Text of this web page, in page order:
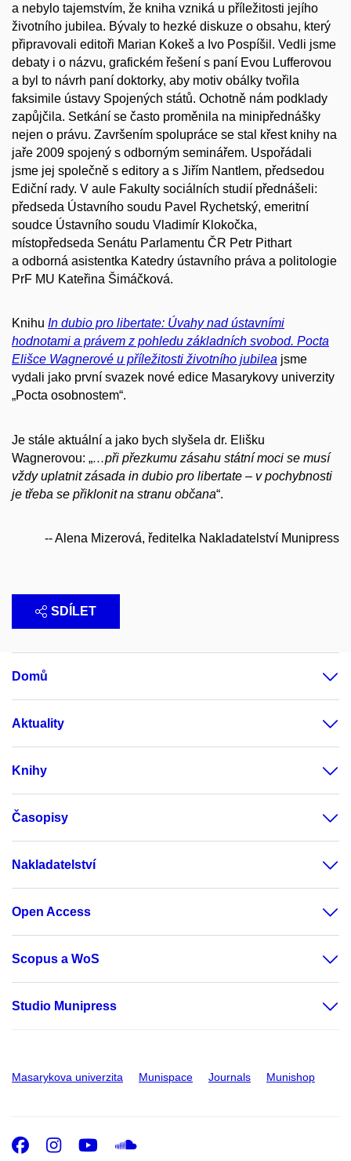
a nebylo tajemstvím, že kniha vzniká u příležitosti jejího
životního jubilea. Bývaly to hezké diskuze o obsahu, který
připravovali editoři Marian Kokeš a Ivo Pospíšil. Vedli jsme
debaty i o názvu, grafickém řešení s paní Evou Lufferovou
a byl to návrh paní doktorky, aby motiv obálky tvořila
faksimile ústavy Spojených států. Ochotně nám podklady
zapůjčila. Setkání se často proměnila na minipřednášky
nejen o právu. Završením spolupráce se stal křest knihy na
jaře 2009 spojený s odborným seminářem. Uspořádali
jsme jej společně s editory a s Jiřím Nantlem, předsedou
Ediční rady. V aule Fakulty sociálních studií přednášeli:
předseda Ústavního soudu Pavel Rychetský, emeritní
soudce Ústavního soudu Vladimír Klokočka,
místopředseda Senátu Parlamentu ČR Petr Pithart
a odborná asistentka Katedry ústavního práva a politologie
PrF MU Kateřina Šimáčková.
Knihu In dubio pro libertate: Úvahy nad ústavními
hodnotami a právem z pohledu základních svobod. Pocta
Elišce Wagnerové u příležitosti životního jubilea jsme
vydali jako první svazek nové edice Masarykovy univerzity
„Pocta osobnostem“.
Je stále aktuální a jako bych slyšela dr. Elišku
Wagnerovou: „…při přezkumu zásahu státní moci se musí
vždy uplatnit zásada in dubio pro libertate – v pochybnosti
je třeba se přiklonit na stranu občana“.
-- Alena Mizerová, ředitelka Nakladatelství Munipress
SDÍLET
Domů
Aktuality
Knihy
Časopisy
Nakladatelství
Open Access
Scopus a WoS
Studio Munipress
Masarykova univerzita Munispace Journals Munishop
Facebook
Instagram
Youtube
SoundCloud